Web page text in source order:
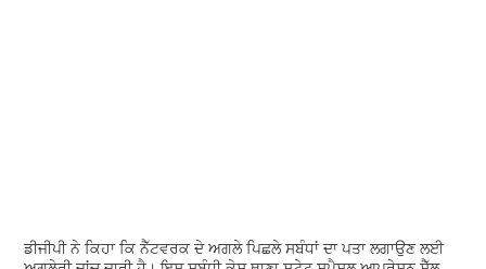
ਡੀਜੀਪੀ ਨੇ ਕਿਹਾ ਕਿ ਨੈੱਟਵਰਕ ਦੇ ਅਗਲੇ ਪਿਛਲੇ ਸਬੰਧਾਂ ਦਾ ਪਤਾ ਲਗਾਉਣ ਲਈ